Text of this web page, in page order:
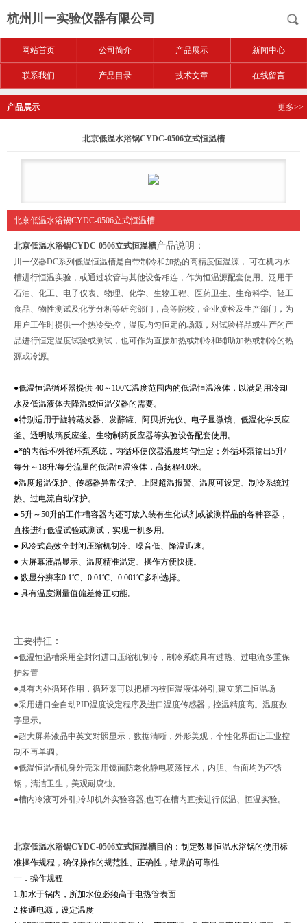
杭州川一实验仪器有限公司
网站首页 公司简介 产品展示 新闻中心
联系我们 产品目录 技术文章 在线留言
产品展示 更多>>
北京低温水浴锅CYDC-0506立式恒温槽
北京低温水浴锅CYDC-0506立式恒温槽
北京低温水浴锅CYDC-0506立式恒温槽产品说明：
川一仪器DC系列低温恒温槽是自带制冷和加热的高精度恒温源， 可在机内水
槽进行恒温实验，或通过软管与其他设备相连，作为恒温源配套使用。泛用于
石油、化工、电子仪表、物理、化学、生物工程、医药卫生、生命科学、轻工
食品、物性测试及化学分析等研究部门，高等院校，企业质检及生产部门，为
用户工作时提供一个热冷受控，温度均匀恒定的场源，对试验样品或生产的产
品进行恒定温度试验或测试，也可作为直接加热或制冷和辅助加热或制冷的热
源或冷源。
●低温恒温循环器提供-40～100℃温度范围内的低温恒温液体，以满足用冷却
水及低温液体去降温或恒温仪器的需要。
●特别适用于旋转蒸发器、发酵罐、阿贝折光仪、电子显微镜、低温化学反应
釜、透明玻璃反应釜、生物制药反应器等实验设备配套使用。
●*的内循环/外循环泵系统，内循环使仪器温度均匀恒定；外循环泵输出5升/
每分～18升/每分流量的低温恒温液体，高扬程4.0米。
●温度超温保护、传感器异常保护、上限超温报警、温度可设定、制冷系统过
热、过电流自动保护。
● 5升～50升的工作槽容器内还可放入装有生化试剂或被测样品的各种容器，
直接进行低温试验或测试，实现一机多用。
● 风冷式高效全封闭压缩机制冷、噪音低、降温迅速。
● 大屏幕液晶显示、温度精准温定、操作方便快捷。
● 数显分辨率0.1℃、0.01℃、0.001℃多种选择。
● 具有温度测量值偏差修正功能。
主要特征：
●低温恒温槽采用全封闭进口压缩机制冷，制冷系统具有过热、过电流多重保
护装置
●具有内外循环作用，循环泵可以把槽内被恒温液体外引,建立第二恒温场
●采用进口全自动PID温度设定程序及进口温度传感器，控温精度高。温度数
字显示。
●超大屏幕液晶中英文对照显示，数据清晰，外形美观，个性化界面让工业控
制不再单调。
●低温恒温槽机身外壳采用镜面防老化静电喷漆技术，内胆、台面均为不锈
钢，清洁卫生，美观耐腐蚀。
●槽内冷液可外引,冷却机外实验容器,也可在槽内直接进行低温、恒温实验。
北京低温水浴锅CYDC-0506立式恒温槽目的：制定数显恒温水浴锅的使用标
准操作规程，确保操作的规范性、正确性，结果的可靠性
一． 操作规程
1.加水于锅内，所加水位必须高于电热管表面
2.接通电源，设定温度